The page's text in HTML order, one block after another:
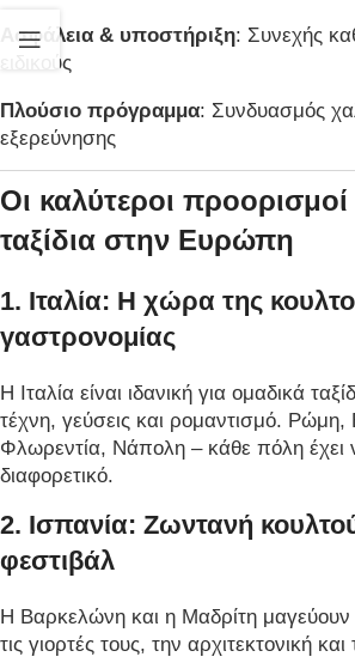
Ασφάλεια & υποστήριξη: Συνεχής
ειδικούς
Πλούσιο πρόγραμμα: Συνδυασμός
εξερεύνησης
Οι καλύτεροι
ταξίδια στην Ευρώπη
1. Ιταλία: Η χώρα της
γαστρονομίας
Η Ιταλία είναι ιδανική για ομαδικά
τέχνη, γεύσεις και ρομαντισμό. Ρώμη,
Φλωρεντία, Νάπολη – κάθε πόλη έχει
διαφορετικό.
2. Ισπανία: Ζωντανή
φεστιβάλ
Η Βαρκελώνη και η Μαδρίτη μαγεύουν
τις γιορτές τους, την αρχιτεκτονική